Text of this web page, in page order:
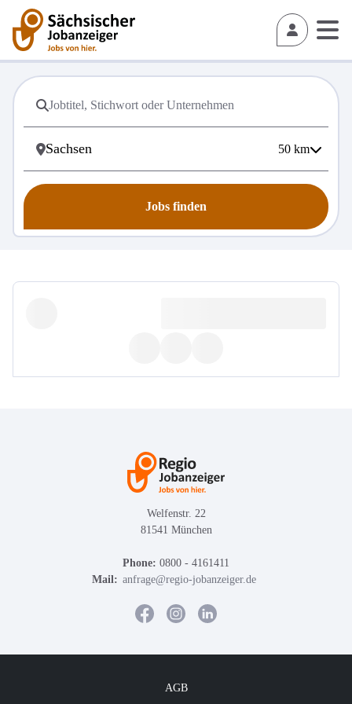
50 km
Jobs finden
Welfenstr. 22
81541 München
Phone: 0800 - 4161411
Mail: anfrage@regio-jobanzeiger.de
AGB